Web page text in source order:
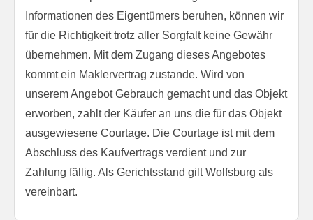
Informationen des Eigentümers beruhen, können wir
für die Richtigkeit trotz aller Sorgfalt keine Gewähr
übernehmen. Mit dem Zugang dieses Angebotes
kommt ein Maklervertrag zustande. Wird von
unserem Angebot Gebrauch gemacht und das Objekt
erworben, zahlt der Käufer an uns die für das Objekt
ausgewiesene Courtage. Die Courtage ist mit dem
Abschluss des Kaufvertrags verdient und zur
Zahlung fällig. Als Gerichtsstand gilt Wolfsburg als
vereinbart.